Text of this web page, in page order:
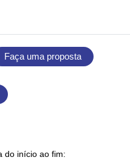
Faça uma proposta
do início ao fim: